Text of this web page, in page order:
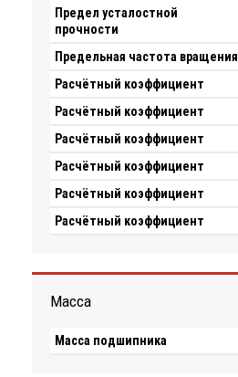
Предел усталостной
прочности
Предельная частота вращения
Расчётный коэффициент
Расчётный коэффициент
Расчётный коэффициент
Расчётный коэффициент
Расчётный коэффициент
Расчётный коэффициент
Масса
Масса подшипника